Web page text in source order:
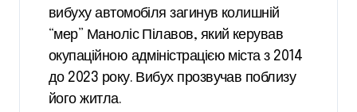
вибуху автомобіля загинув колишній
“мер” Маноліс Пілавов, який керував
окупаційною адміністрацією міста з 2014
до 2023 року. Вибух прозвучав поблизу
його житла.